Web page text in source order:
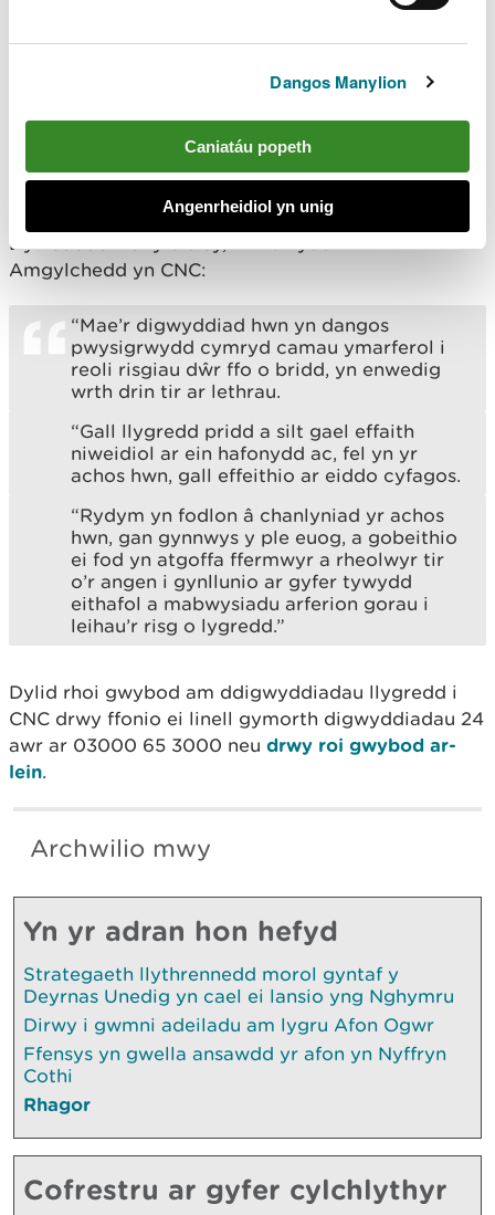
Dangos Manylion
Caniatáu popeth
Angenrheidiol yn unig
barnwr ei gymeriad da, diffyg euogfarnau
Nododd y llys hefyd fod Mr Langford yn cael ei
ystyried yn ffermwr arbenigol ac nad oedd wedi
Dywedodd Holly Sisley, Arweinydd Tîm
Amgylchedd yn CNC:
“Mae’r digwyddiad hwn yn dangos
pwysigrwydd cymryd camau ymarferol i
reoli risgiau dŵr ffo o bridd, yn enwedig
wrth drin tir ar lethrau.
“Gall llygredd pridd a silt gael effaith
niweidiol ar ein hafonydd ac, fel yn yr
achos hwn, gall effeithio ar eiddo cyfagos.
“Rydym yn fodlon â chanlyniad yr achos
hwn, gan gynnwys y ple euog, a gobeithio
ei fod yn atgoffa ffermwyr a rheolwyr tir
o’r angen i gynllunio ar gyfer tywydd
eithafol a mabwysiadu arferion gorau i
leihau’r risg o lygredd.”
Dylid rhoi gwybod am ddigwyddiadau llygredd i
CNC drwy ffonio ei linell gymorth digwyddiadau 24
awr ar 03000 65 3000 neu drwy roi gwybod ar-
lein.
Archwilio mwy
Yn yr adran hon hefyd
Strategaeth llythrennedd morol gyntaf y
Deyrnas Unedig yn cael ei lansio yng Nghymru
Dirwy i gwmni adeiladu am lygru Afon Ogwr
Ffensys yn gwella ansawdd yr afon yn Nyffryn
Cothi
Rhagor
Cofrestru ar gyfer cylchlythyr